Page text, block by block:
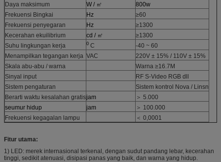
Daya maksimum
W / ㎡
800w
Frekuensi Bingkai
Hz
≥60
Frekuensi penyegaran
Hz
≥1300
Kecerahan ekuilibrium
cd / ㎡
≥1300
Suhu lingkungan kerja
0 C
-40 ~ 60
Menampilkan tegangan kerja VAC
220V ± 15% / 110V ± 15%
Skala abu-abu / warna
Warna ≥16.7M
Sinyal input
RF S-Video RGB dll
Sistem pengaturan
Sistem kontrol Nova / Linsn
Berarti waktu kesalahan gratisjam
＞ 5.000
seumur hidup
jam
＞ 100.000
Frekuensi kegagalan lampu
＜ 0,0001
Fitur utama:
1) LED: merek internasional terkenal, dengan sudut pandang lebar, kecerahan
tinggi, sedikit atenuasi, disipasi panas yang baik, dan warna yang hidup.